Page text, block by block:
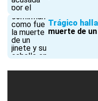
Trágico
muerte de